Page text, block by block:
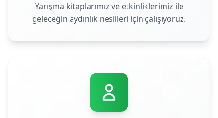
Yarışma kitaplarımız ve etkinliklerimiz ile
geleceğin aydınlık nesilleri için çalışıyoruz.